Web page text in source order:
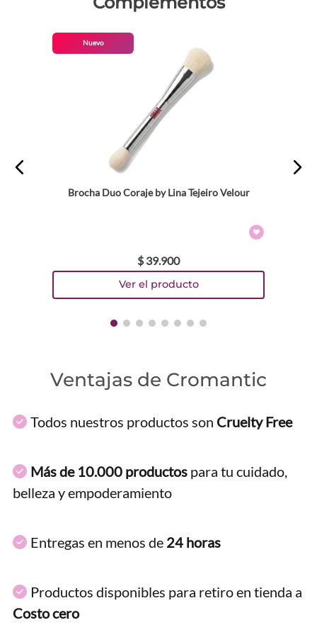
Nuevo
Brocha Duo Coraje by Lina Tejeiro Velour
$ 39.900
Ventajas de Cromantic
Todos nuestros productos son Cruelty Free
Más de 10.000 productos para tu cuidado,
belleza y empoderamiento
Entregas en menos de 24 horas
Productos disponibles para retiro en tienda a
Costo cero